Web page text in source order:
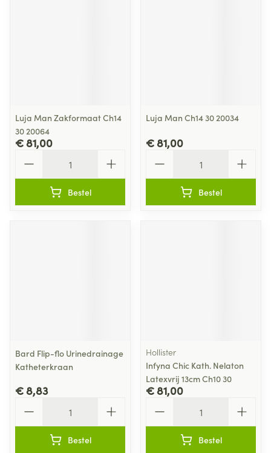
Luja Man Zakformaat Ch14
30 20064
€ 81,00
Bestel
Luja Man Ch14 30 20034
€ 81,00
Bestel
Bard Flip-flo Urinedrainage
Katheterkraan
€ 8,83
Bestel
Hollister
Infyna Chic Kath. Nelaton
Latexvrij 13cm Ch10 30
€ 81,00
Bestel